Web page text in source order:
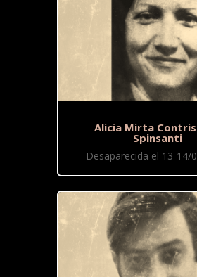
Alicia Mirta
Spinsanti
Desaparecida el 13-14/